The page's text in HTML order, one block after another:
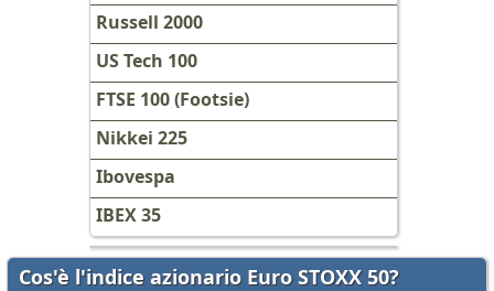
Russell 2000
US Tech 100
FTSE 100 (Footsie)
Nikkei 225
Ibovespa
IBEX 35
Cos'è l'indice azionario Euro STOXX 50?